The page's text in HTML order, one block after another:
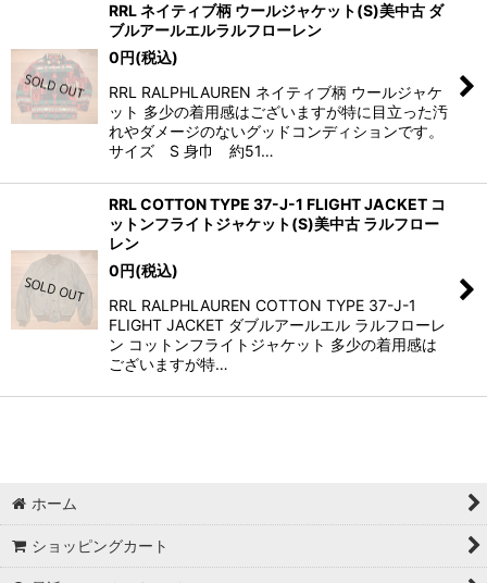
RRL ネイティブ柄 ウールジャケット(S)美中古 ダ
ブルアールエルラルフローレン
0円(税込)
RRL RALPHLAUREN ネイティブ柄 ウールジャケ
ット 多少の着用感はございますが特に目立った汚
れやダメージのないグッドコンディションです。
サイズ S 身巾 約51…
RRL COTTON TYPE 37-J-1 FLIGHT JACKET コ
ットンフライトジャケット(S)美中古 ラルフロー
レン
0円(税込)
RRL RALPHLAUREN COTTON TYPE 37-J-1
FLIGHT JACKET ダブルアールエル ラルフローレ
ン コットンフライトジャケット 多少の着用感は
ございますが特…
ホーム
ショッピングカート